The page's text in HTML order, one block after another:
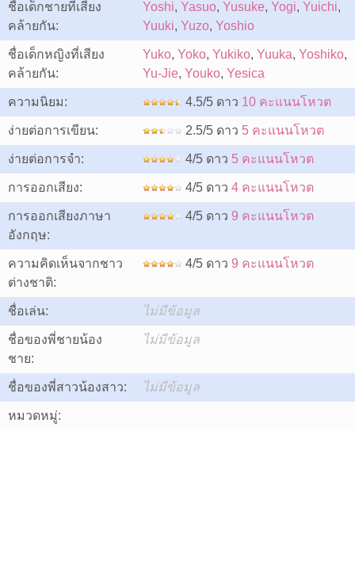
ชื่อเด็กชายที่เสียง
คล้ายกัน:
Yoshi, Yasuo, Yusuke, Yogi, Yuichi,
Yuuki, Yuzo, Yoshio
ชื่อเด็กหญิงที่เสียง
คล้ายกัน:
Yuko, Yoko, Yukiko, Yuuka, Yoshiko,
Yu-Jie, Youko, Yesica
ความนิยม: 4.5/5 ดาว 10 คะแนนโหวต
ง่ายต่อการเขียน: 2.5/5 ดาว 5 คะแนนโหวต
ง่ายต่อการจำ: 4/5 ดาว 5 คะแนนโหวต
การออกเสียง: 4/5 ดาว 4 คะแนนโหวต
การออกเสียงภาษา
อังกฤษ:
4/5 ดาว 9 คะแนนโหวต
ความคิดเห็นจากชาว
ต่างชาติ:
4/5 ดาว 9 คะแนนโหวต
ชื่อเล่น: ไม่มีข้อมูล
ชื่อของพี่ชายน้อง
ชาย:
ไม่มีข้อมูล
ชื่อของพี่สาวน้องสาว: ไม่มีข้อมูล
หมวดหมู่: